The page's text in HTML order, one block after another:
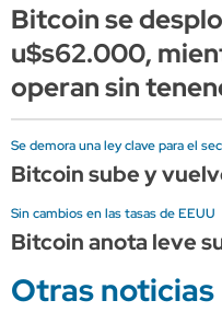
Bitcoin se
u$s62.000,
operan sin
Se demora una ley clave para el
Bitcoin sube y
Sin cambios en las tasas de EEUU
Bitcoin anota leve
Otras noticias